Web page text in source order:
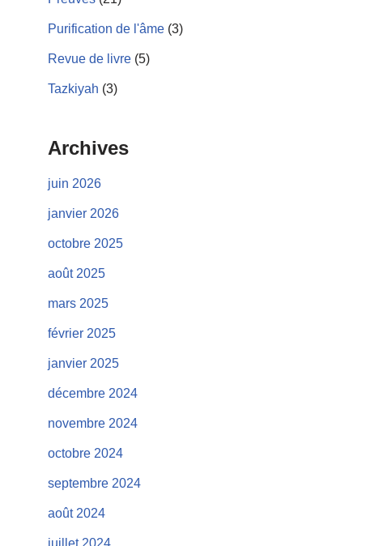
Purification de l'âme (3)
Revue de livre (5)
Tazkiyah (3)
Archives
juin 2026
janvier 2026
octobre 2025
août 2025
mars 2025
février 2025
janvier 2025
décembre 2024
novembre 2024
octobre 2024
septembre 2024
août 2024
juillet 2024